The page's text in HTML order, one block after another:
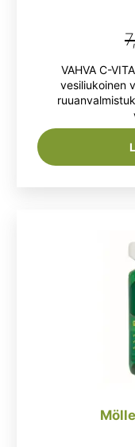
VAHVA C-
vesiliukoinen